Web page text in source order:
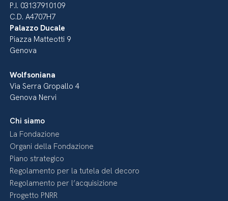
P.I. 03137910109
C.D. A4707H7
Palazzo Ducale
Piazza Matteotti 9
Genova
Wolfsoniana
Via Serra Gropallo 4
Genova Nervi
Chi siamo
La Fondazione
Organi della Fondazione
Piano strategico
Regolamento per la tutela del decoro
Regolamento per l’acquisizione
Progetto PNRR